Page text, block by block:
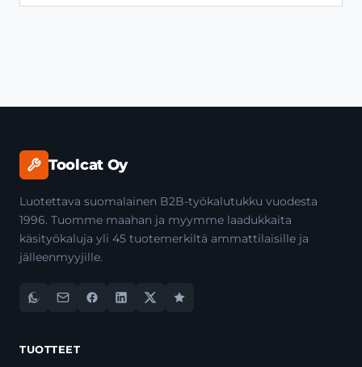
Toolcat Oy
Luotettava suomalainen B2B-työkalutukku vuodesta
1996. Tuomme maahan ja myymme laadukkaita
käsityökaluja yli 45 tuotemerkiltä ammattilaisille ja
jälleenmyyjille.
TUOTTEET